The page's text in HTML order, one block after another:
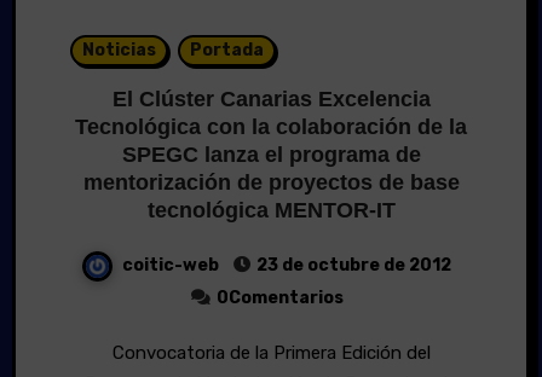
Noticias Portada
El Clúster Canarias Excelencia
Tecnológica con la colaboración de la
SPEGC lanza el programa de
mentorización de proyectos de base
tecnológica MENTOR-IT
coitic-web
23 de octubre de 2012
0Comentarios
Convocatoria de la Primera Edición del